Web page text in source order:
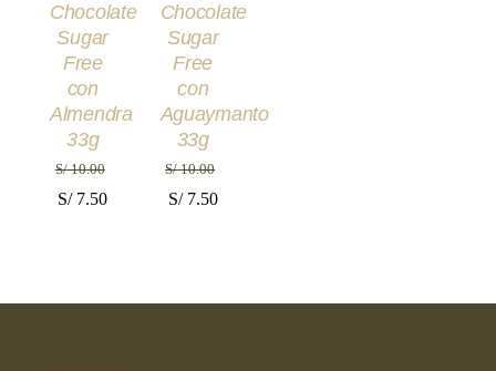
Chocolate
Sugar
Free
con
Almendra
33g
S/10.00
El
S/7.50El
Chocolate
Sugar
Free
con
Aguaymanto
33g
S/10.00
El
S/7.50El